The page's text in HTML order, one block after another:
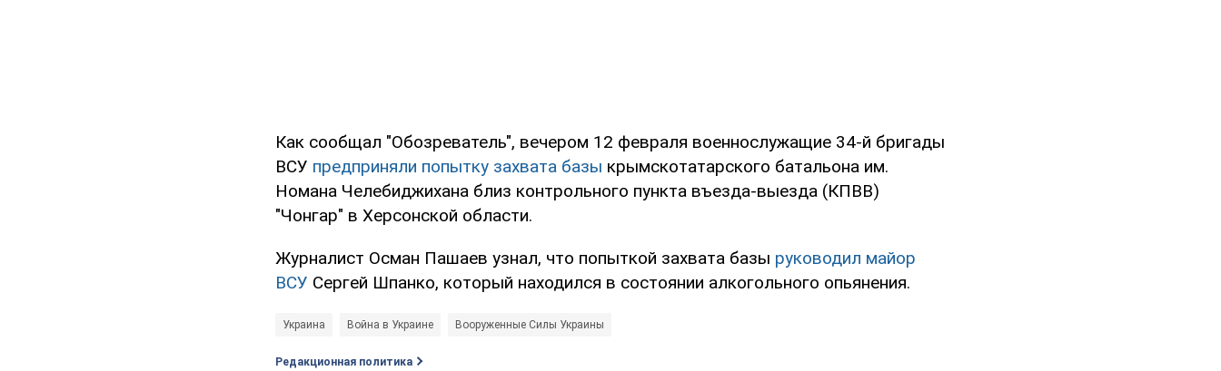
Как сообщал "Обозреватель", вечером 12 февраля военнослужащие 34-й бригады
ВСУ предприняли попытку захвата базы крымскотатарского батальона им.
Номана Челебиджихана близ контрольного пункта въезда-выезда (КПВВ)
"Чонгар" в Херсонской области.
Журналист Осман Пашаев узнал, что попыткой захвата базы руководил майор
ВСУ Сергей Шпанко, который находился в состоянии алкогольного опьянения.
Украина Война в Украине Вооруженные Силы Украины
Редакционная политика